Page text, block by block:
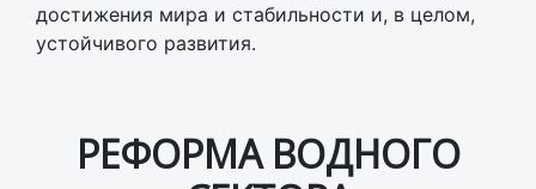
достижения мира и стабильности и, в целом,
устойчивого развития.
РЕФОРМА ВОДНОГО